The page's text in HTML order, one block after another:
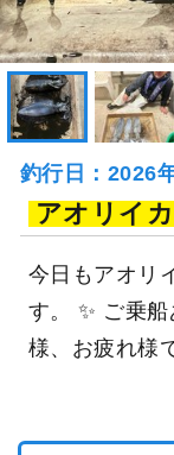
釣行日：2026
アオリイカ
今日もアオリ
す。 ✨ ご乗
様、お疲れ様